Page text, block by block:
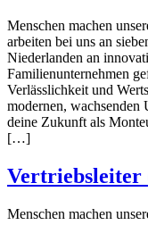
Menschen machen
arbeiten bei uns an
Niederlanden an
Familienunternehmen
Verlässlichkeit und
modernen, wachsenden
deine Zukunft als
[…]
Vertriebsleiter
Menschen machen